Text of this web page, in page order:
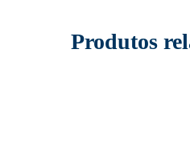
Produtos